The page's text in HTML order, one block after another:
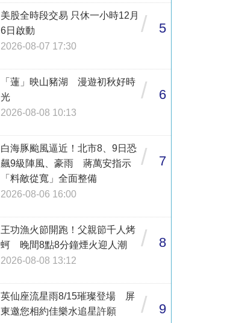
美股全時段交易 只休一小時12月
6日啟動
2026-08-07 17:30
/ 5
「蓮」映山豬湖 漫遊初秋好時
光
2026-08-08 10:13
/ 6
白海豚颱風逼近！北市8、9日恐
飆9級陣風、豪雨 蔣萬安指示
「料敵從寬」全面整備
2026-08-06 16:00
/ 7
王功漁火節開跑！父親節千人烤
蚵 晚間8點8分鐘煙火迎人潮
2026-08-08 13:12
/ 8
英仙座流星雨8/15璀璨登場 屏
東邀您相約佳樂水追星許願
/ 9